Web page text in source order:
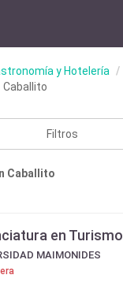
y Hotelería
Caballito
Filtros
Caballito
en Turismo
MAIMONIDES